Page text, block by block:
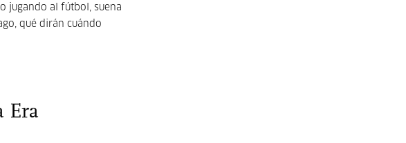
jugando al fútbol, suena
qué dirán cuándo
Era